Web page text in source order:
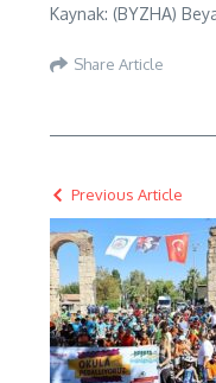
Kaynak: (BYZHA)
Share Article
Previous Article